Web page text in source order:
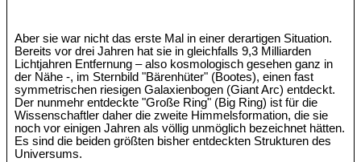
Aber sie war nicht das erste Mal in einer derartigen Situation.
Bereits vor drei Jahren hat sie in gleichfalls 9,3 Milliarden
Lichtjahren Entfernung – also kosmologisch gesehen ganz in
der Nähe -, im Sternbild "Bärenhüter" (Bootes), einen fast
symmetrischen riesigen Galaxienbogen (Giant Arc) entdeckt.
Der nunmehr entdeckte "Große Ring" (Big Ring) ist für die
Wissenschaftler daher die zweite Himmelsformation, die sie
noch vor einigen Jahren als völlig unmöglich bezeichnet hätten.
Es sind die beiden größten bisher entdeckten Strukturen des
Universums.